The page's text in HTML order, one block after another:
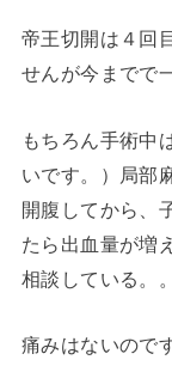
帝王切開は４回
せんが今までで
もちろん手術中
いです。）局部
開腹してから、
たら出血量が増
相談している。
痛みはないので